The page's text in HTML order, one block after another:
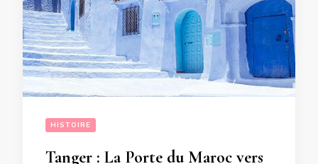
HISTOIRE
Tanger : La Porte du Maroc vers